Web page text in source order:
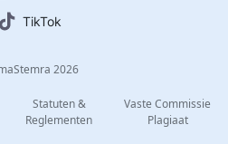
TikTok
2026
Statuten &
Reglementen
Vaste Commissie
Plagiaat